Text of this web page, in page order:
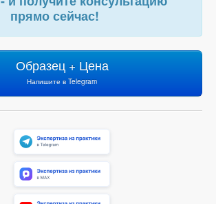
прямо сейчас!
Образец + Цена
Напишите в Telegram